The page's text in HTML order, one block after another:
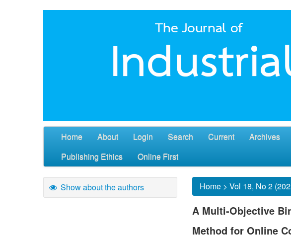
Home About Login Search Current Archives
Publishing Ethics
Online First
Show about the authors Home > Vol 18, No 2
A Multi-Objective
Method for Online